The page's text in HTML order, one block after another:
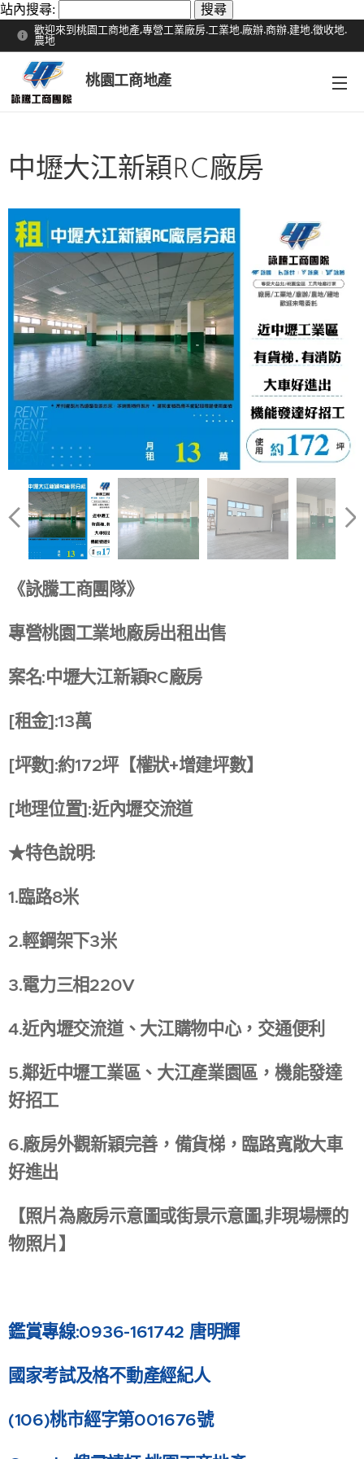
站內搜尋:
歡迎來到桃園工商地產,專營工業廠房.工業地.廠辦.商辦.建地.徵收地.
農地
桃園工商地產
中壢大江新穎RC廠房
《詠騰工商團隊》
專營桃園工業地廠房出租出售
案名:中壢大江新穎RC廠房
[租金]:13萬
[坪數]:約172坪【權狀+增建坪數】
[地理位置]:近內壢交流道
★特色說明:
1.臨路8米
2.輕鋼架下3米
3.電力三相220V
4.近內壢交流道、大江購物中心，交通便利
5.鄰近中壢工業區、大江產業園區，機能發達
好招工
6.廠房外觀新穎完善，備貨梯，臨路寬敞大車
好進出
【照片為廠房示意圖或街景示意圖,非現場標的
物照片】
鑑賞專線:0936-161742 唐明輝
國家考試及格不動產經紀人
(106)桃市經字第001676號